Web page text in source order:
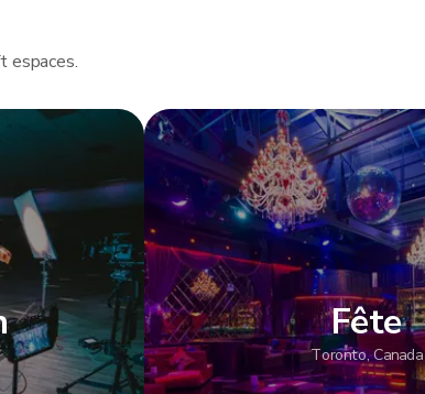
espaces.
Fête
Toronto, Canada